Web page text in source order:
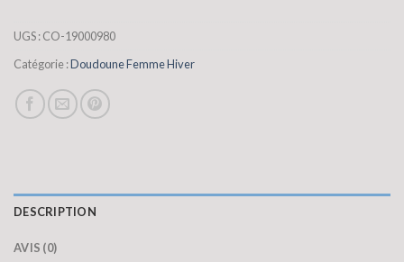
UGS :CO-19000980
Catégorie :Doudoune Femme Hiver
DESCRIPTION
AVIS (0)